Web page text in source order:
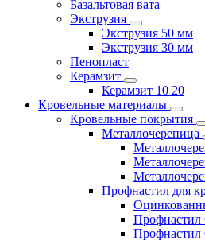
Базальтовая вата
Экструзия
Экструзия 50 мм
Экструзия 30 мм
Пенопласт
Керамзит
Керамзит 10 20
Кровельные материалы
Кровельные покрытия
Металлочерепица
Профнастил для
Профнастил
Профнастил